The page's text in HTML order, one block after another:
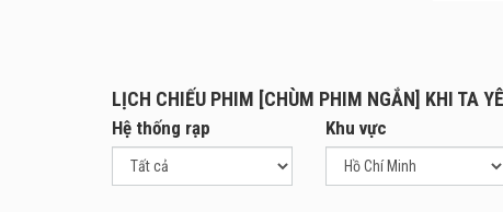
phim
LỊCH CHIẾU PHIM [CHÙM PHIM NGẮN] KHI TA
Hệ thống rạp Khu vực